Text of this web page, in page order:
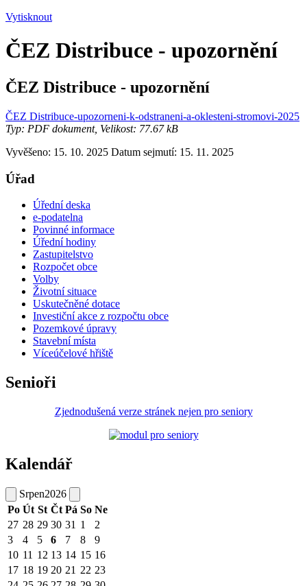
Vytisknout
ČEZ Distribuce - upozornění
ČEZ Distribuce - upozornění
ČEZ Distribuce-upozorneni-k-odstraneni-a-oklesteni-stromovi-2025
Typ: PDF dokument, Velikost: 77.67 kB
Vyvěšeno: 15. 10. 2025 Datum sejmutí: 15. 11. 2025
Úřad
Úřední deska
e-podatelna
Povinné informace
Úřední hodiny
Zastupitelstvo
Rozpočet obce
Volby
Životní situace
Uskutečněné dotace
Investiční akce z rozpočtu obce
Pozemkové úpravy
Stavební místa
Víceúčelové hřiště
Senioři
Zjednodušená verze stránek nejen pro seniory
Kalendář
Srpen2026
Po Út St Čt Pá So Ne
27 28 29 30 31 1
2
3
4 5 6 7 8
9
10 11 12 13 14 15 16
17 18 19 20 21 22 23